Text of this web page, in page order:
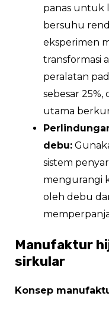
panas untuk
bersuhu
eksperimen
transformasi
peralatan
sebesar
utama
debu:
sistem
mengurangi
oleh debu
Manufaktur
sirkular
Konsep